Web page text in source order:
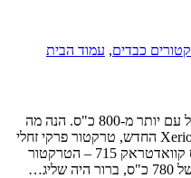
כבדים, עמוד הבית
ג'ון דיר עומדת להציג בקרוב טרקטור-על עם יותר מ-800 כ"ס. הנה מה
שידוע בשלב זה עם השקת הקלאאס Xerion החדש, טרקטור פרקי זחלי
עם עד 653 כ"ס וכמובן – השקת הקייס קוואדטראק 715 – הטרקטור